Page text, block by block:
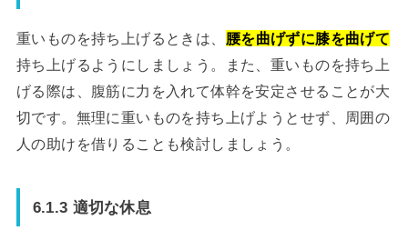
重いものを持ち上げるときは、 腰を曲げずに膝を曲げて
持ち上げるようにしましょう。また、重いものを持ち上
げる際は、腹筋に力を入れて体幹を安定させることが大
切です。無理に重いものを持ち上げようとせず、周囲の
人の助けを借りることも検討しましょう。
6.1.3 適切な休息